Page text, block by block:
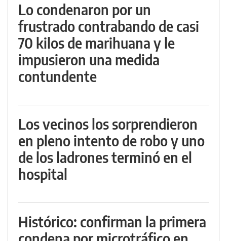
Lo condenaron por un
frustrado contrabando de casi
70 kilos de marihuana y le
impusieron una medida
contundente
Los vecinos los sorprendieron
en pleno intento de robo y uno
de los ladrones terminó en el
hospital
Histórico: confirman la primera